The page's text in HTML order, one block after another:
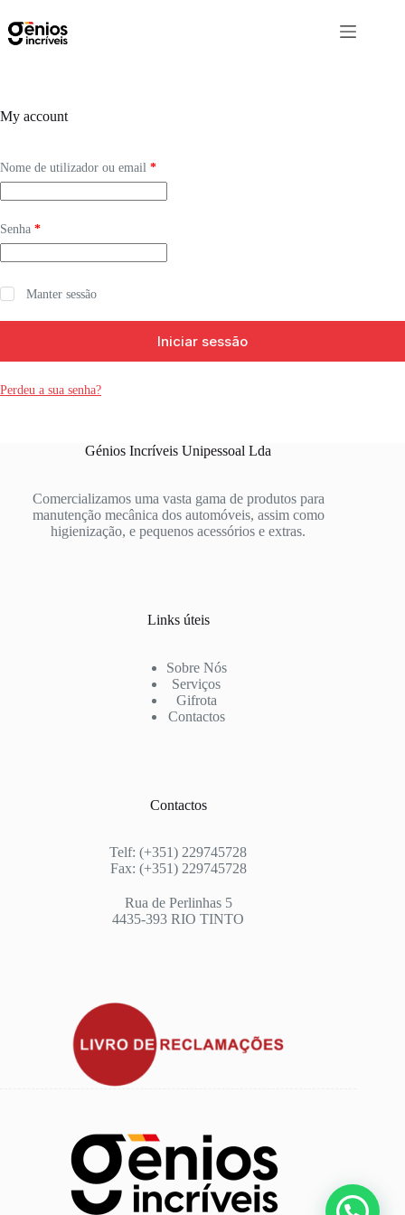
My account
Nome de utilizador ou email *
Senha *
Manter sessão
Iniciar sessão
Perdeu a sua senha?
Génios Incríveis Unipessoal Lda
Comercializamos uma vasta gama de produtos para
manutenção mecânica dos automóveis, assim como
higienização, e pequenos acessórios e extras.
Links úteis
Sobre Nós
Serviços
Gifrota
Contactos
Contactos
Telf: (+351) 229745728
Fax: (+351) 229745728
Rua de Perlinhas 5
4435-393 RIO TINTO